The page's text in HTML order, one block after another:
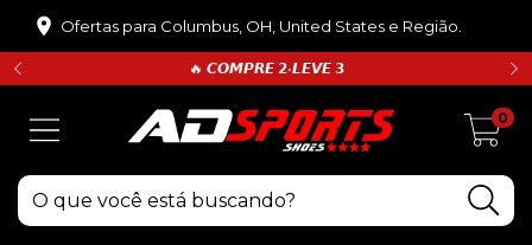
Ofertas para Columbus, OH, United States e Região.
🔥 𝘾𝙊𝙈𝙋𝙍𝙀 𝟮•𝙇𝙀𝙑𝙀 𝟯
0